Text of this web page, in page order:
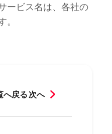
ービス名は、各社の
。
へ戻る次へ